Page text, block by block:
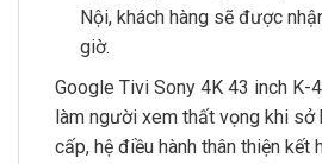
Nội, khách hàng sẽ được
giờ.
Google Tivi Sony 4K 43 inch K-
làm người xem thất vọng khi
cấp, hệ điều hành thân thiện kết